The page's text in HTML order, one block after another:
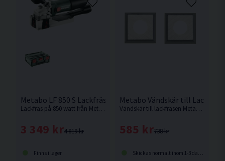
Metabo LF 850 S Lackfräs (850W)
Lackfräs på 850 watt från Metabo.
4 819 kr
3 349 kr
Finns i lager
Metabo Vändskär till Lackfräs
Vändskär till lackfräsen Metabo LF 850 S.
738 kr
585 kr
Skickas normalt inom 1-3 dagar